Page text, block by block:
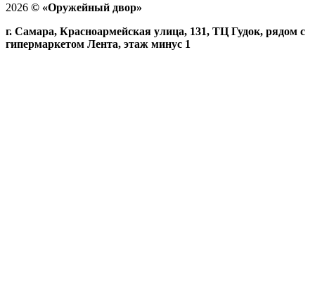
2026 © «Оружейный двор»
г. Самара, Красноармейская улица, 131, ТЦ Гудок, рядом с
гипермаркетом Лента, этаж минус 1